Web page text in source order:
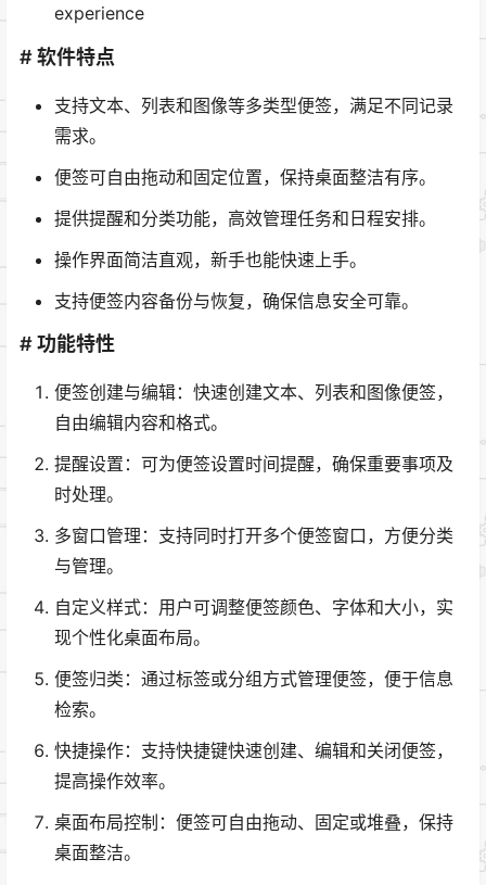
experience
# 软件特点
支持文本、列表和图像等多类型便签，满足不同记录
需求。
便签可自由拖动和固定位置，保持桌面整洁有序。
提供提醒和分类功能，高效管理任务和日程安排。
操作界面简洁直观，新手也能快速上手。
支持便签内容备份与恢复，确保信息安全可靠。
# 功能特性
便签创建与编辑：快速创建文本、列表和图像便签，
自由编辑内容和格式。
提醒设置：可为便签设置时间提醒，确保重要事项及
时处理。
多窗口管理：支持同时打开多个便签窗口，方便分类
与管理。
自定义样式：用户可调整便签颜色、字体和大小，实
现个性化桌面布局。
便签归类：通过标签或分组方式管理便签，便于信息
检索。
快捷操作：支持快捷键快速创建、编辑和关闭便签，
提高操作效率。
桌面布局控制：便签可自由拖动、固定或堆叠，保持
桌面整洁。